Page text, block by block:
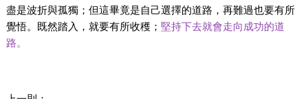
盡是波折與孤獨；但這畢竟是自己選擇的道路，再難過也要有所
覺悟。既然踏入，就要有所收穫； 堅持下去就會走向成功的道
路。